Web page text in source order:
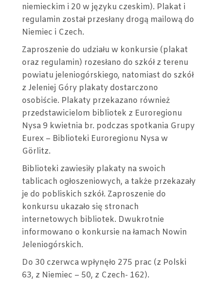
niemieckim i 20 w języku czeskim). Plakat i
regulamin został przesłany drogą mailową do
Niemiec i Czech.
Zaproszenie do udziału w konkursie (plakat
oraz regulamin) rozesłano do szkół z terenu
powiatu jeleniogórskiego, natomiast do szkół
z Jeleniej Góry plakaty dostarczono
osobiście. Plakaty przekazano również
przedstawicielom bibliotek z Euroregionu
Nysa 9 kwietnia br. podczas spotkania Grupy
Eurex – Biblioteki Euroregionu Nysa w
Görlitz.
Biblioteki zawiesiły plakaty na swoich
tablicach ogłoszeniowych, a także przekazały
je do pobliskich szkół. Zaproszenie do
konkursu ukazało się stronach
internetowych bibliotek. Dwukrotnie
informowano o konkursie na łamach Nowin
Jeleniogórskich.
Do 30 czerwca wpłynęło 275 prac (z Polski
63, z Niemiec – 50, z Czech- 162).